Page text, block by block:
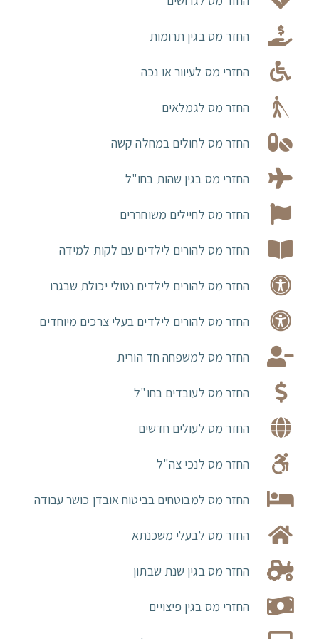
החזר מס בגין תרומות
החזרי מס לעיוור או נכה
החזר מס לגמלאים
החזר מס לחולים במחלה קשה
החזרי מס בגין שהות בחו"ל
החזר מס לחיילים משוחררים
החזר מס להורים לילדים עם לקות למידה
החזר מס להורים לילדים נטולי יכולת שבגרו
החזר מס להורים לילדים בעלי צרכים מיוחדים
החזר מס למשפחה חד הורית
החזר מס לעובדים בחו"ל
החזר מס לעולים חדשים
החזר מס לנכי צה"ל
החזר מס למבוטחים בביטוח אובדן כושר עבודה
החזר מס לבעלי משכנתא
החזר מס בגין שנת שבתון
החזרי מס בגין פיצויים